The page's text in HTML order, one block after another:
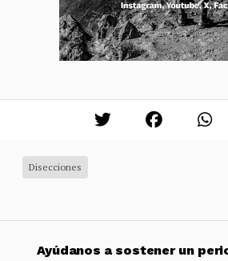
Disecciones
Ayúdanos a sostener un